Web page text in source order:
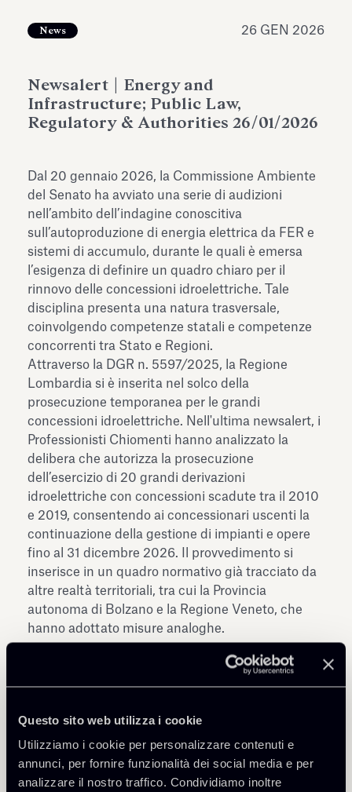
Questo sito web utilizza i cookie
Utilizziamo i cookie per personalizzare contenuti e
annunci, per fornire funzionalità dei social media e per
analizzare il nostro traffico. Condividiamo inoltre
News 26 GEN 2026
Newsalert | Energy and
Infrastructure; Public Law,
Regulatory & Authorities 26/01/2026
Dal 20 gennaio 2026, la Commissione Ambiente
del Senato ha avviato una serie di audizioni
nell’ambito dell’indagine conoscitiva
sull’autoproduzione di energia elettrica da FER e
sistemi di accumulo, durante le quali è emersa
l’esigenza di definire un quadro chiaro per il
rinnovo delle concessioni idroelettriche. Tale
disciplina presenta una natura trasversale,
coinvolgendo competenze statali e competenze
concorrenti tra Stato e Regioni.
Attraverso la DGR n. 5597/2025, la Regione
Lombardia si è inserita nel solco della
prosecuzione temporanea per le grandi
concessioni idroelettriche. Nell'ultima newsalert, i
Professionisti Chiomenti hanno analizzato la
delibera che autorizza la prosecuzione
dell’esercizio di 20 grandi derivazioni
idroelettriche con concessioni scadute tra il 2010
e 2019, consentendo ai concessionari uscenti la
continuazione della gestione di impianti e opere
fino al 31 dicembre 2026. Il provvedimento si
inserisce in un quadro normativo già tracciato da
altre realtà territoriali, tra cui la Provincia
autonoma di Bolzano e la Regione Veneto, che
hanno adottato misure analoghe.
Condividi